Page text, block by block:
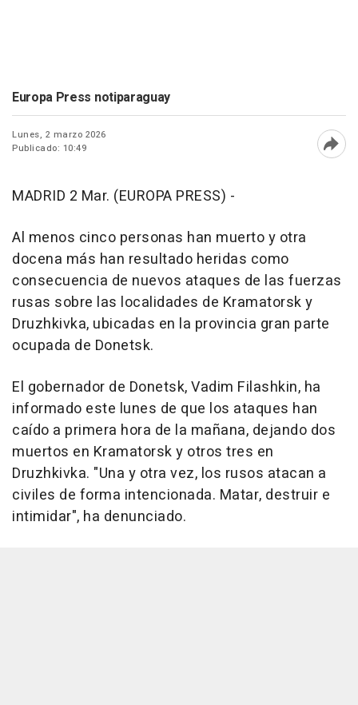
Europa Press notiparaguay
Lunes, 2 marzo 2026
Publicado: 10:49
MADRID 2 Mar. (EUROPA PRESS) -
Al menos cinco personas han muerto y otra
docena más han resultado heridas como
consecuencia de nuevos ataques de las fuerzas
rusas sobre las localidades de Kramatorsk y
Druzhkivka, ubicadas en la provincia gran parte
ocupada de Donetsk.
El gobernador de Donetsk, Vadim Filashkin, ha
informado este lunes de que los ataques han
caído a primera hora de la mañana, dejando dos
muertos en Kramatorsk y otros tres en
Druzhkivka. "Una y otra vez, los rusos atacan a
civiles de forma intencionada. Matar, destruir e
intimidar", ha denunciado.